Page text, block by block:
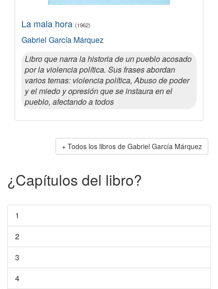
La mala hora (1962)
Gabriel García Márquez
Libro que narra la historia de un pueblo acosado
por la violencia política. Sus frases abordan
varios temas: violencia política, Abuso de poder
y el miedo y opresión que se instaura en el
pueblo, afectando a todos
Todos los libros de Gabriel García Márquez
¿Capítulos del libro?
1
2
3
4